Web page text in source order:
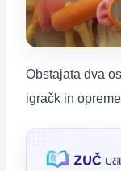
Obstajata dva
igračk in